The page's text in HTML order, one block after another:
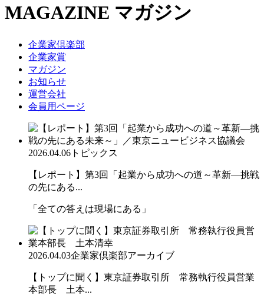
MAGAZINE マガジン
企業家倶楽部
企業家賞
マガジン
お知らせ
運営会社
会員用ページ
2026.04.06 トピックス
【レポート】第3回「起業から成功への道～革新―挑戦
の先にある...
「全ての答えは現場にある」
2026.04.03企業家倶楽部アーカイブ
【トップに聞く】東京証券取引所 常務執行役員営業
本部長 土本...